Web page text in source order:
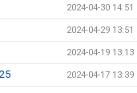
2024-04-30 14:51
2024-04-29 13:51
2024-04-19 13:13
2024-04-17 13:39